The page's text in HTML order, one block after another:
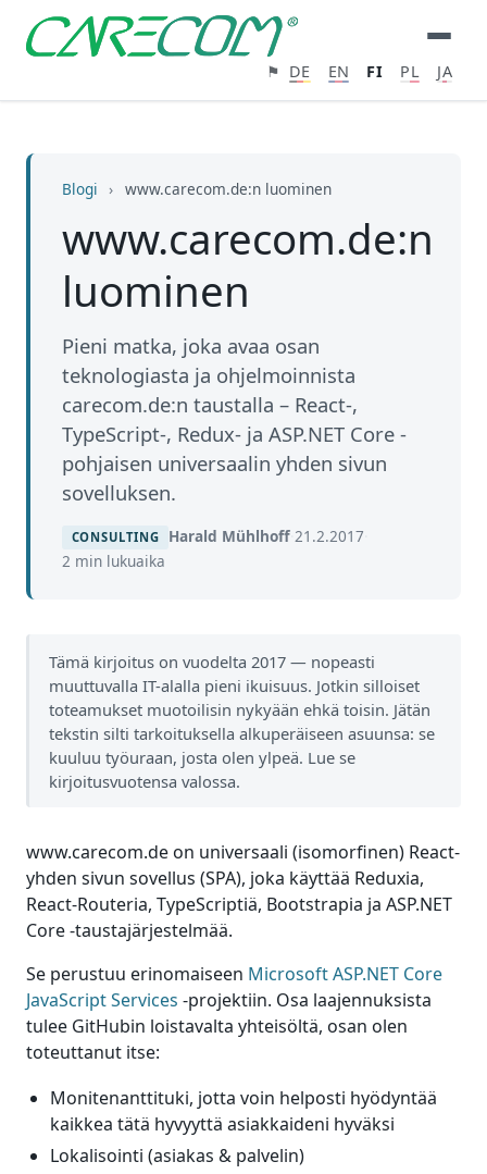
⚑ DE EN FI PL JA
Blogi › www.carecom.de:n luominen
www.carecom.de:n
luominen
Pieni matka, joka avaa osan
teknologiasta ja ohjelmoinnista
carecom.de:n taustalla – React-,
TypeScript-, Redux- ja ASP.NET Core -
pohjaisen universaalin yhden sivun
sovelluksen.
CONSULTING Harald Mühlhoff ·21.2.2017
2 min lukuaika
Tämä kirjoitus on vuodelta 2017 — nopeasti
muuttuvalla IT-alalla pieni ikuisuus. Jotkin silloiset
toteamukset muotoilisin nykyään ehkä toisin. Jätän
tekstin silti tarkoituksella alkuperäiseen asuunsa: se
kuuluu työuraan, josta olen ylpeä. Lue se
kirjoitusvuotensa valossa.
www.carecom.de on universaali (isomorfinen) React-
yhden sivun sovellus (SPA), joka käyttää Reduxia,
React-Routeria, TypeScriptiä, Bootstrapia ja ASP.NET
Core -taustajärjestelmää.
Se perustuu erinomaiseen Microsoft ASP.NET Core
JavaScript Services -projektiin. Osa laajennuksista
tulee GitHubin loistavalta yhteisöltä, osan olen
toteuttanut itse:
Monitenanttituki, jotta voin helposti hyödyntää
kaikkea tätä hyvyyttä asiakkaideni hyväksi
Lokalisointi (asiakas & palvelin)